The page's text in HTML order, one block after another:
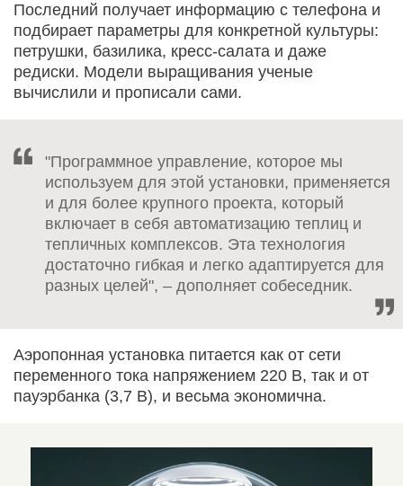
Последний получает информацию с телефона и
подбирает параметры для конкретной культуры:
петрушки, базилика, кресс-салата и даже
редиски. Модели выращивания ученые
вычислили и прописали сами.
"Программное управление, которое мы
используем для этой установки, применяется
и для более крупного проекта, который
включает в себя автоматизацию теплиц и
тепличных комплексов. Эта технология
достаточно гибкая и легко адаптируется для
разных целей", – дополняет собеседник.
Аэропонная установка питается как от сети
переменного тока напряжением 220 В, так и от
пауэрбанка (3,7 B), и весьма экономична.